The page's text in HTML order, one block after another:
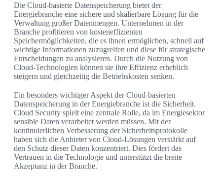
Die Cloud-basierte Datenspeicherung bietet der
Energiebranche eine sichere und skalierbare Lösung für die
Verwaltung großer Datenmengen. Unternehmen in der
Branche profitieren von kosteneffizienten
Speichermöglichkeiten, die es ihnen ermöglichen, schnell auf
wichtige Informationen zuzugreifen und diese für strategische
Entscheidungen zu analysieren. Durch die Nutzung von
Cloud-Technologien können sie ihre Effizienz erheblich
steigern und gleichzeitig die Betriebskosten senken.
Ein besonders wichtiger Aspekt der Cloud-basierten
Datenspeicherung in der Energiebranche ist die Sicherheit.
Cloud Security spielt eine zentrale Rolle, da im Energiesektor
sensible Daten verarbeitet werden müssen. Mit der
kontinuierlichen Verbesserung der Sicherheitsprotokolle
haben sich die Anbieter von Cloud-Lösungen verstärkt auf
den Schutz dieser Daten konzentriert. Dies fördert das
Vertrauen in die Technologie und unterstützt die breite
Akzeptanz in der Branche.